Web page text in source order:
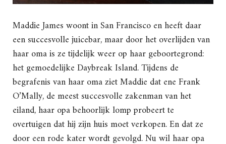
Maddie James woont in San Francisco en heeft daar
een succesvolle juicebar, maar door het overlijden van
haar oma is ze tijdelijk weer op haar geboortegrond:
het gemoedelijke Daybreak Island. Tijdens de
begrafenis van haar oma ziet Maddie dat ene Frank
O’Mally, de meest succesvolle zakenman van het
eiland, haar opa behoorlijk lomp probeert te
overtuigen dat hij zijn huis moet verkopen. En dat ze
door een rode kater wordt gevolgd. Nu wil haar opa